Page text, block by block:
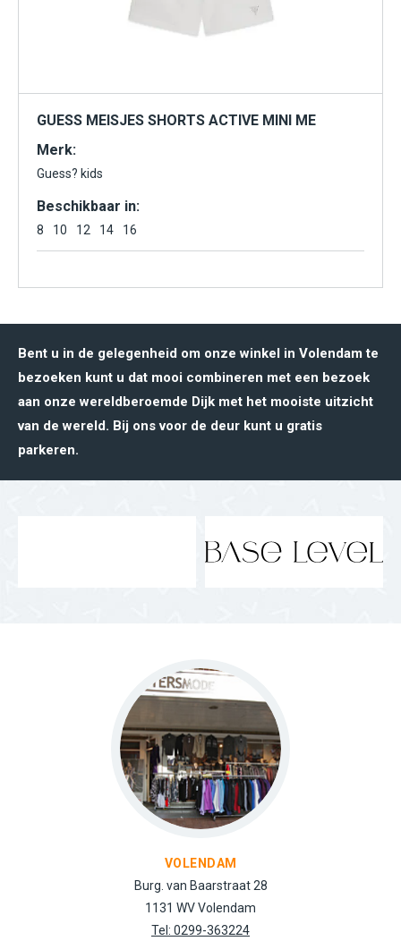
GUESS MEISJES SHORTS ACTIVE MINI ME
Merk:
Guess? kids
Beschikbaar in:
8 10 12 14 16
Bent u in de gelegenheid om onze winkel in Volendam te
bezoeken kunt u dat mooi combineren met een bezoek
aan onze wereldberoemde Dijk met het mooiste uitzicht
van de wereld. Bij ons voor de deur kunt u gratis
parkeren.
VOLENDAM
Burg. van Baarstraat 28
1131 WV Volendam
Tel: 0299-363224